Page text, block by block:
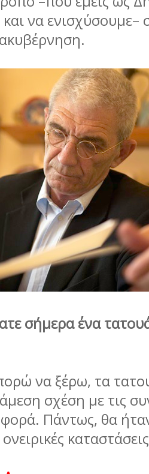
να ενισχύσουμε–
σήμερα ένα
να ξέρω, τα
σχέση με τις
Πάντως, θα